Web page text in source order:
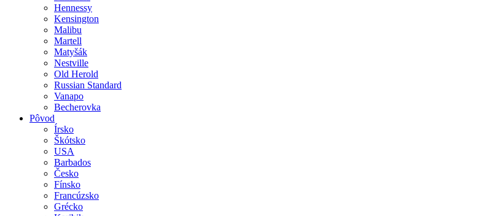
Hennessy
Kensington
Malibu
Martell
Matyšák
Nestville
Old Herold
Russian Standard
Vanapo
Becherovka
Pôvod
Írsko
Škótsko
USA
Barbados
Česko
Fínsko
Francúzsko
Grécko